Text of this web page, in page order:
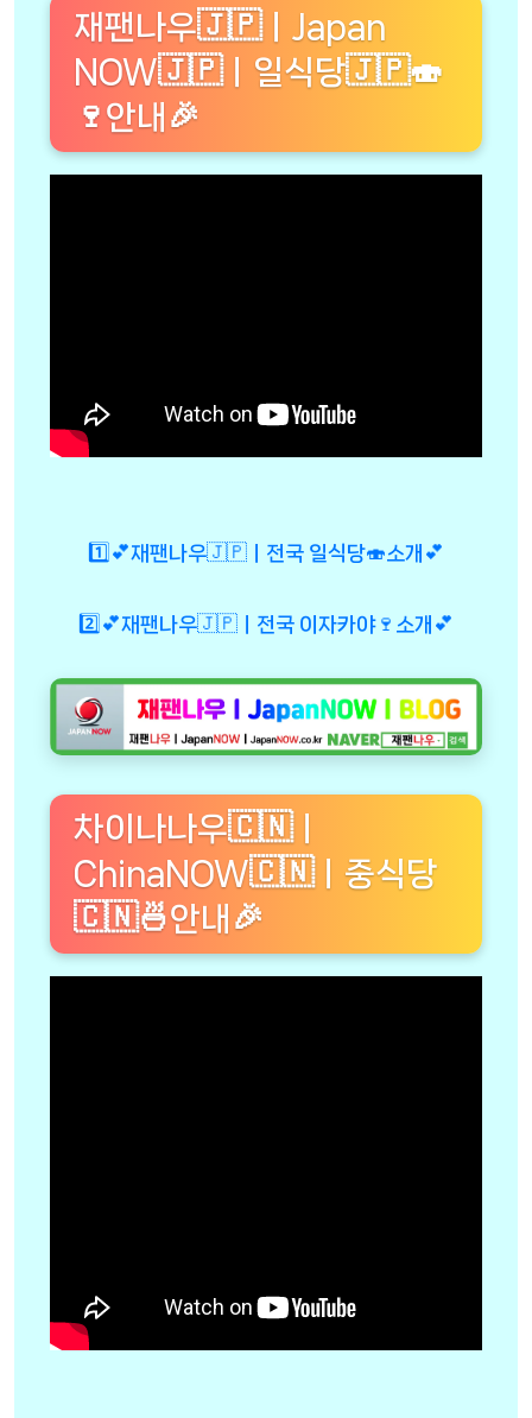
재팬나우🇯🇵ㅣJapan
NOW🇯🇵ㅣ일식당🇯🇵🍣
🍷안내🎉
1️⃣💕재팬나우🇯🇵ㅣ전국 일식당🍣소개💕
2️⃣💕재팬나우🇯🇵ㅣ전국 이자카야🍷소개💕
차이나나우🇨🇳ㅣ
ChinaNOW🇨🇳ㅣ중식당
🇨🇳🍜안내🎉